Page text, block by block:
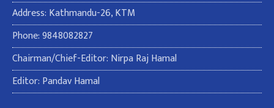
Address: Kathmandu-26, KTM
Phone: 9848082827
Chairman/Chief-Editor: Nirpa Raj Hamal
Editor: Pandav Hamal